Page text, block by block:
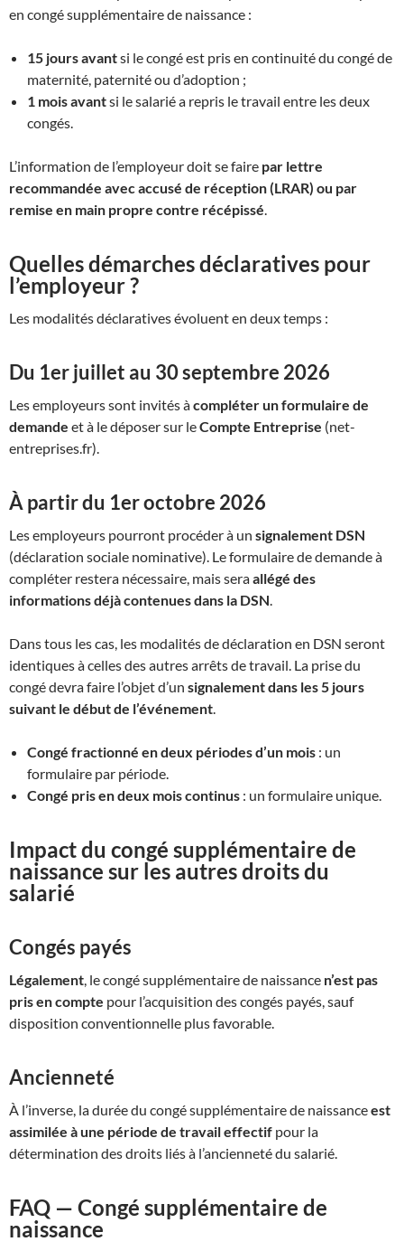
en congé supplémentaire de naissance :
15 jours avantsi le congé est pris en continuité du congé de
maternité, paternité ou d’adoption ;
1 mois avantsi le salarié a repris le travail entre les deux
congés.
L’information de l’employeur doit se faire par lettre
recommandée avec accusé de réception (LRAR) ou par
remise en main propre contre récépissé.
Quelles démarches déclaratives pour
l’employeur ?
Les modalités déclaratives évoluent en deux temps :
Du 1er juillet au 30 septembre 2026
Les employeurs sont invités àcompléter un formulaire de
demande et à le déposer sur leCompte Entreprise (net-
entreprises.fr).
À partir du 1er octobre 2026
Les employeurs pourront procéder à un signalement DSN
(déclaration sociale nominative). Le formulaire de demande à
compléter restera nécessaire, mais seraallégé des
informations déjà contenues dans la DSN.
Dans tous les cas, les modalités de déclaration en DSN seront
identiques à celles des autres arrêts de travail. La prise du
congé devra faire l’objet d’un signalement dans les 5 jours
suivant le début de l’événement.
Congé fractionné en deux périodes d’un mois : un
formulaire par période.
Congé pris en deux mois continus : un formulaire unique.
Impact du congé supplémentaire de
naissance sur les autres droits du
salarié
Congés payés
Légalement, le congé supplémentaire de naissance n’est pas
pris en compte pour l’acquisition des congés payés, sauf
disposition conventionnelle plus favorable.
Ancienneté
À l’inverse, la durée du congé supplémentaire de naissanceest
assimilée à une période de travail effectif pour la
détermination des droits liés à l’ancienneté du salarié.
FAQ — Congé supplémentaire de
naissance